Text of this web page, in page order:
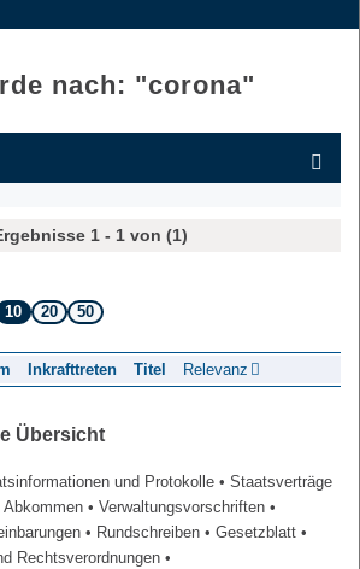
nach: "corona"
1 - 1 von (1)
10 20 50
Inkrafttreten Titel Relevanz
Übersicht
und Protokolle • Staatsverträge
Abkommen • Verwaltungsvorschriften •
• Rundschreiben • Gesetzblatt •
Rechtsverordnungen •